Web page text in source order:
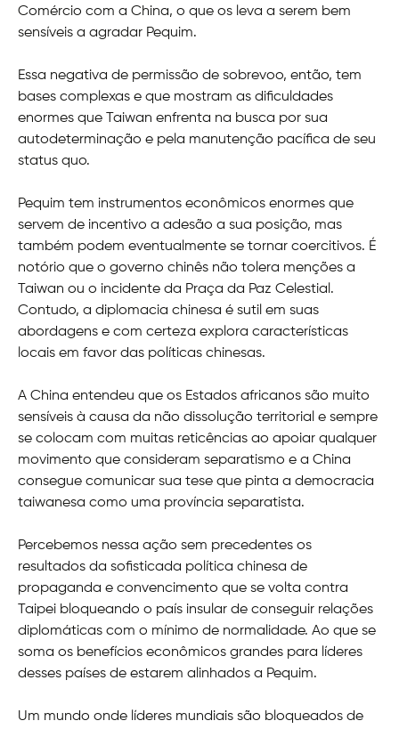
Comércio com a China, o que os leva a serem bem
sensíveis a agradar Pequim.
Essa negativa de permissão de sobrevoo, então, tem
bases complexas e que mostram as dificuldades
enormes que Taiwan enfrenta na busca por sua
autodeterminação e pela manutenção pacífica de seu
status quo.
Pequim tem instrumentos econômicos enormes que
servem de incentivo a adesão a sua posição, mas
também podem eventualmente se tornar coercitivos. É
notório que o governo chinês não tolera menções a
Taiwan ou o incidente da Praça da Paz Celestial.
Contudo, a diplomacia chinesa é sutil em suas
abordagens e com certeza explora características
locais em favor das políticas chinesas.
A China entendeu que os Estados africanos são muito
sensíveis à causa da não dissolução territorial e sempre
se colocam com muitas reticências ao apoiar qualquer
movimento que consideram separatismo e a China
consegue comunicar sua tese que pinta a democracia
taiwanesa como uma província separatista.
Percebemos nessa ação sem precedentes os
resultados da sofisticada política chinesa de
propaganda e convencimento que se volta contra
Taipei bloqueando o país insular de conseguir relações
diplomáticas com o mínimo de normalidade. Ao que se
soma os benefícios econômicos grandes para líderes
desses países de estarem alinhados a Pequim.
Um mundo onde líderes mundiais são bloqueados de